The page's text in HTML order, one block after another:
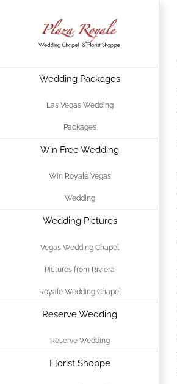
Wedding Packages
Las Vegas Wedding
Packages
Win Free Wedding
Win Royale Vegas
Wedding
Wedding Pictures
Vegas Wedding Chapel
Pictures from Riviera
Royale Wedding Chapel
Reserve Wedding
Reserve Wedding
Florist Shoppe